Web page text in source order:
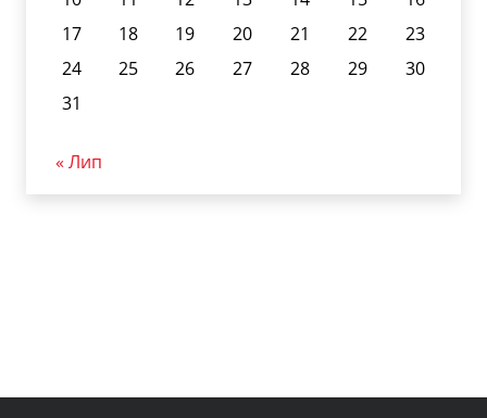
17
18 19 20 21 22
23
24
25 26 27 28 29
30
31
« Лип